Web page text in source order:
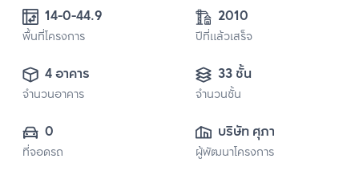
พื้นที่โครงการ
2010
ปีที่แล้วเสร็จ
4 อาคาร
จำนวนอาคาร
33 ชั้น
จำนวนชั้น
0
ที่จอดรถ
บริษัท ศุภาลัย จำกัด
(มหาชน)
ผู้พัฒนาโครงการ